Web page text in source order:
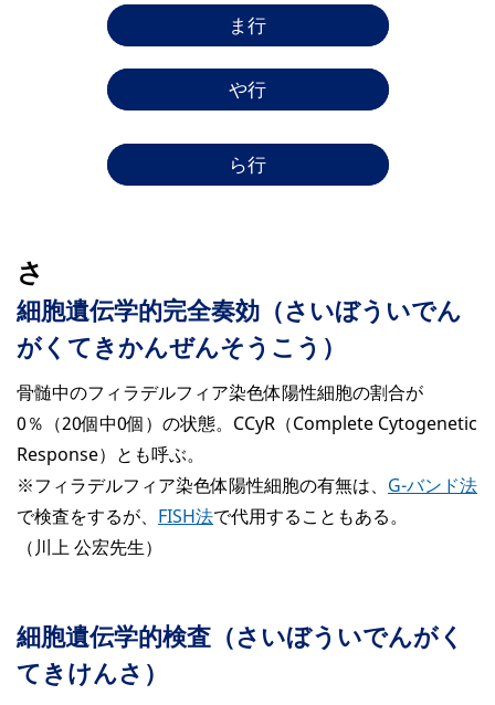
ま行
や行
ら行
さ
細胞遺伝学的完全奏効（さいぼういでん
がくてきかんぜんそうこう）
骨髄中のフィラデルフィア染色体陽性細胞の割合が
0％（20個中0個）の状態。CCyR（Complete Cytogenetic
Response）とも呼ぶ。
※フィラデルフィア染色体陽性細胞の有無は、 G-バンド法
で検査をするが、 FISH法で代用することもある。
（川上 公宏先生）
細胞遺伝学的検査（さいぼういでんがく
てきけんさ）